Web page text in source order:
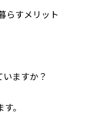
らすメリット
ますか？
。